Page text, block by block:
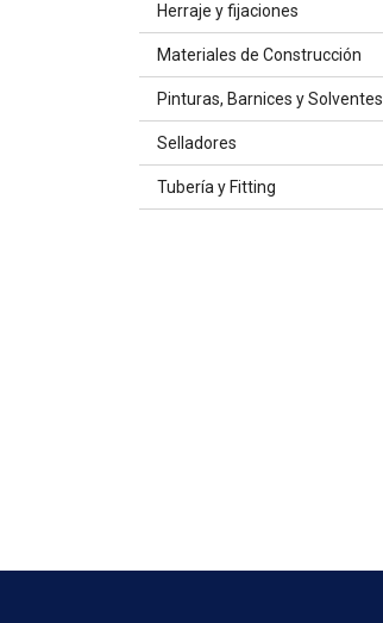
Herraje y fijaciones
Materiales de Construcción
Pinturas, Barnices y Solventes
Selladores
Tubería y Fitting